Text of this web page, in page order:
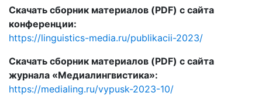
Скачать сборник материалов (PDF) с сайта
конференции:
https://linguistics-media.ru/publikacii-2023/
Скачать сборник материалов (PDF) с сайта
журнала «Медиалингвистика»:
https://medialing.ru/vypusk-2023-10/